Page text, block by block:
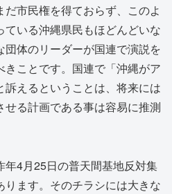
市民権を得ておらず、このよ
ている沖縄県民もほどんどいな
体のリーダーが国連で演説を
きことです。国連で「沖縄がア
訴えるということは、将来には
る計画である事は容易に推測
年4月25日の普天間基地反対集
ます。そのチラシには大きな